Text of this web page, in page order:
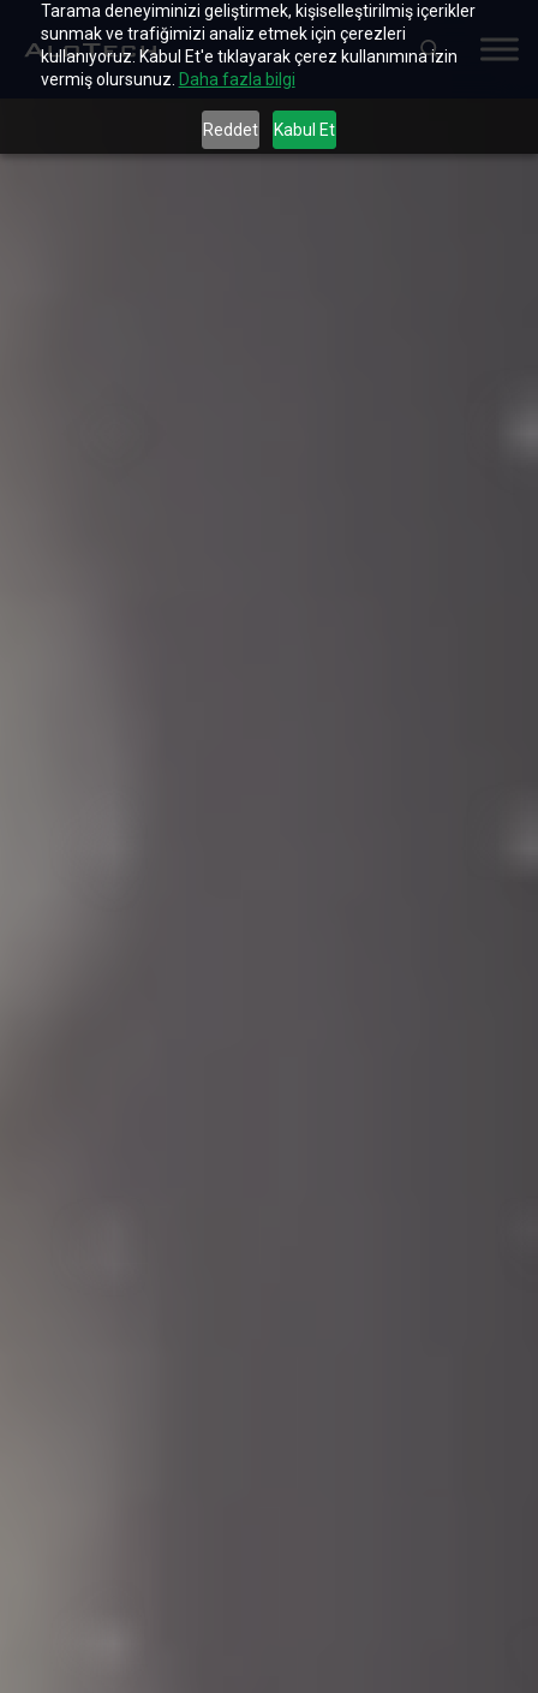
Tarama deneyiminizi geliştirmek, kişiselleştirilmiş içerikler
sunmak ve trafiğimizi analiz etmek için çerezleri
kullanıyoruz. Kabul Et'e tıklayarak çerez kullanımına izin
vermiş olursunuz. Daha fazla bilgi
Reddet Kabul Et